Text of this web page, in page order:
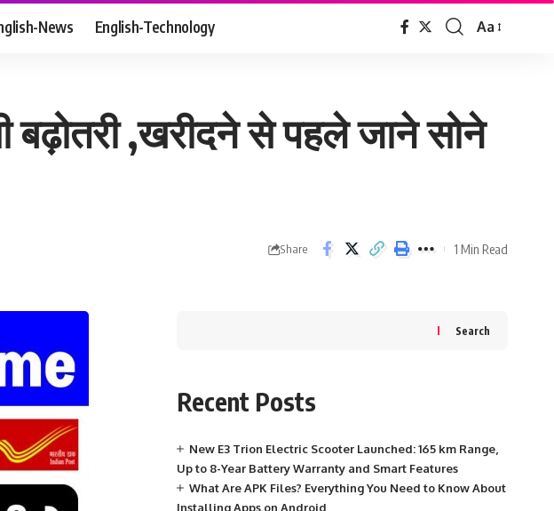
News English-Technology
Font
Aa
,खरीदने से पहले जाने सोने
Share 1 Min Read
Search
Recent Posts
New E3 Trion Electric Scooter Launched: 165 km Range,
Up to 8-Year Battery Warranty and Smart Features
What Are APK Files? Everything You Need to Know About
Installing Apps on Android